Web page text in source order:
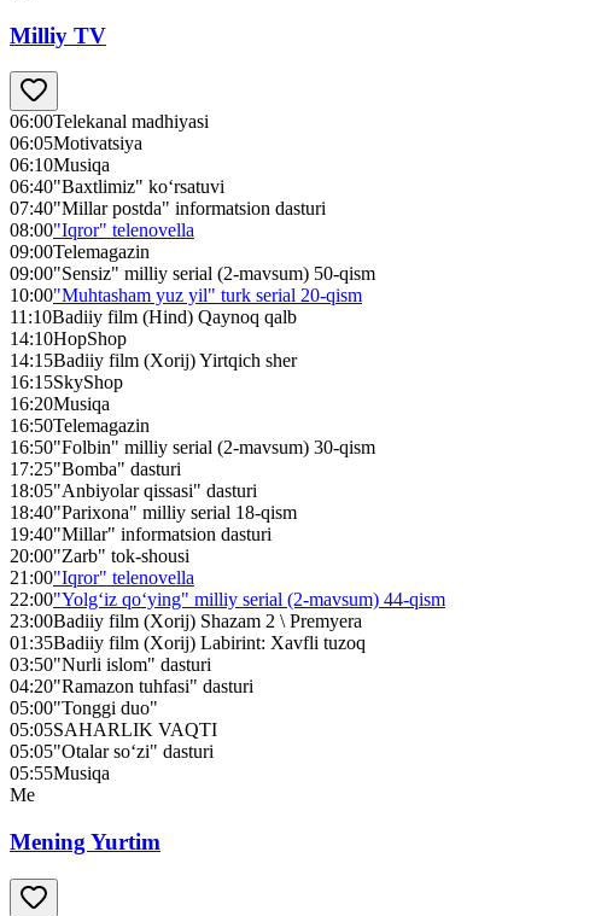
Milliy TV
06:00Telekanal madhiyasi
06:05Motivatsiya
06:10Musiqa
06:40"Baxtlimiz" ko‘rsatuvi
07:40"Millar postda" informatsion dasturi
08:00"Iqror" telenovella
09:00Telemagazin
09:00"Sensiz" milliy serial (2-mavsum) 50-qism
10:00"Muhtasham yuz yil" turk serial 20-qism
11:10Badiiy film (Hind) Qaynoq qalb
14:10HopShop
14:15Badiiy film (Xorij) Yirtqich sher
16:15SkyShop
16:20Musiqa
16:50Telemagazin
16:50"Folbin" milliy serial (2-mavsum) 30-qism
17:25"Bomba" dasturi
18:05"Anbiyolar qissasi" dasturi
18:40"Parixona" milliy serial 18-qism
19:40"Millar" informatsion dasturi
20:00"Zarb" tok-shousi
21:00"Iqror" telenovella
22:00"Yolg‘iz qo‘ying" milliy serial (2-mavsum) 44-qism
23:00Badiiy film (Xorij) Shazam 2 \ Premyera
01:35Badiiy film (Xorij) Labirint: Xavfli tuzoq
03:50"Nurli islom" dasturi
04:20"Ramazon tuhfasi" dasturi
05:00"Tonggi duo"
05:05SAHARLIK VAQTI
05:05"Otalar so‘zi" dasturi
05:55Musiqa
Me
Mening Yurtim